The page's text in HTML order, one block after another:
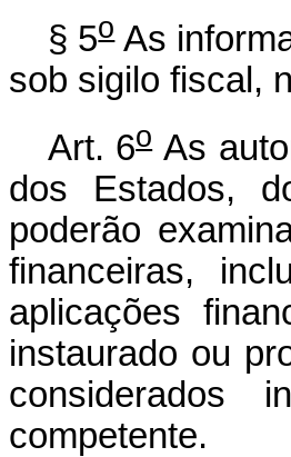
§ 5oAs
sob sigilo fiscal,
Art. 6o As
dos Estados,
poderão
financeiras,
aplicações
instaurado ou
considerados